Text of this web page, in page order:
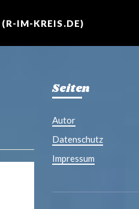
(R-IM-KREIS.DE)
Seiten
Autor
Datenschutz
Impressum